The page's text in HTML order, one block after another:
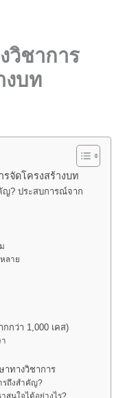
วิชาการ
งบท
จัดโครงสร้างบท
ญ? ประสบการณ์จาก
ลาย
กว่า 1,000 เคส)
าทางวิชาการ
รถึงสำคัญ?
สนใจได้อย่างไร?